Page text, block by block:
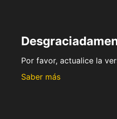
Por favor, actualice la
Saber más